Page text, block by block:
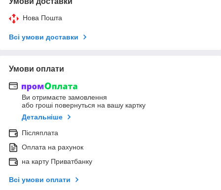
Нова Пошта
Всі умови доставки
Умови оплати
Ви отримаєте замовлення
або гроші повернуться на вашу картку
Детальніше
Післяплата
Оплата на рахунок
на карту Приватбанку
Всі умови оплати